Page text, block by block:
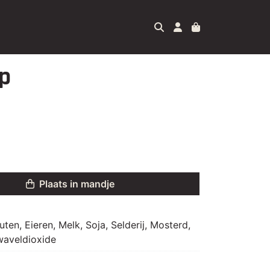
Plaats in mandje
Eieren, Melk, Soja, Selderij, Mosterd,